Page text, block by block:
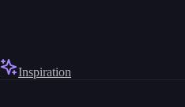
Inspiration